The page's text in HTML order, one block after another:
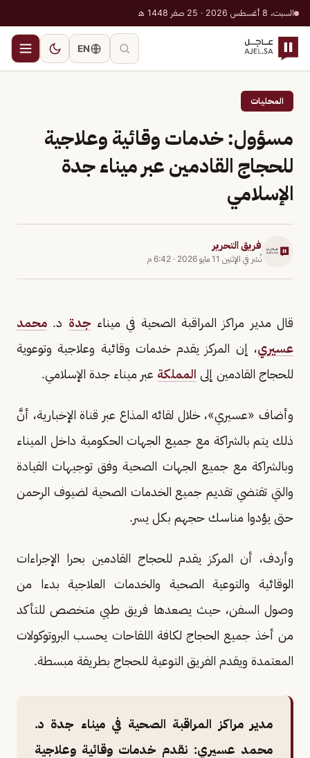
السبت، 8 أغسطس 2026 · 25 صفر 1448 هـ
EN
المحليات
مسؤول: خدمات وقائية وعلاجية
للحجاج القادمين عبر ميناء جدة
الإسلامي
فريق التحرير
نُشر في الإثنين 11 مايو 2026 · 6:42 م
قال مدير مراكز المراقبة الصحية في ميناء جدة د. محمد
عسيري، إن المركز يقدم خدمات وقائية وعلاجية وتوعوية
للحجاج القادمين إلى المملكة عبر ميناء جدة الإسلامي.
وأضاف «عسيري»، خلال لقائه المذاع عبر قناة الإخبارية، أنَّ
ذلك يتم بالشراكة مع جميع الجهات الحكومية داخل الميناء
وبالشراكة مع جميع الجهات الصحية وفق توجيهات القيادة
والتي تقتضي تقديم جميع الخدمات الصحية لضيوف الرحمن
حتى يؤدوا مناسك حجهم بكل يسر.
وأردف، أن المركز يقدم للحجاج القادمين بحرا الإجراءات
الوقائية والتوعية الصحية والخدمات العلاجية بدءا من
وصول السفن، حيث يصعدها فريق طبي متخصص للتأكد
من أخذ جميع الحجاج لكافة اللقاحات يحسب البروتوكولات
المعتمدة ويقدم الفريق التوعية للحجاج بطريقة مبسطة.
مدير مراكز المراقبة الصحية في ميناء جدة د.
محمد عسيري: نقدم خدمات وقائية وعلاجية